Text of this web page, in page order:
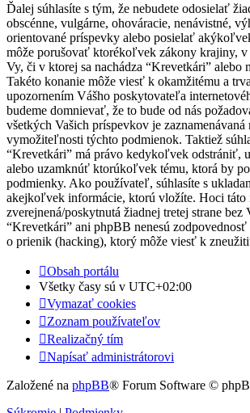
Ďalej súhlasíte s tým, že nebudete odosielať
obscénne, vulgárne, ohováracie, nenávistné,
orientované príspevky alebo posielať
môže porušovať ktorékoľvek zákony krajiny, v
Vy, či v ktorej sa nachádza “Krevetkári” alebo
Takéto konanie môže viesť k okamžitému a
upozornením Vášho poskytovateľa
budeme domnievať, že to bude od nás
všetkých Vašich príspevkov je zaznamenávaná
vymožiteľnosti týchto podmienok. Taktiež
“Krevetkári” má právo kedykoľvek odstrániť,
alebo uzamknúť ktorúkoľvek tému, ktorá by
podmienky. Ako používateľ, súhlasíte s
akejkoľvek informácie, ktorú vložíte. Hoci táto
zverejnená/poskytnutá žiadnej tretej strane bez
“Krevetkári” ani phpBB nenesú
o prienik (hacking), ktorý môže viesť k
Obsah portálu
Všetky časy sú v UTC+02:00
Vymazať cookies
Zoznam používateľov
Realizačný tím
Napísať administrátorovi
Založené na phpBB® Forum Software ©